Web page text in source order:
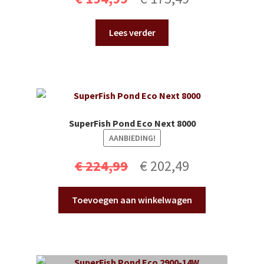
prijs
was:
Lees verder
SuperFish Pond Eco Next 8000
AANBIEDING!
€224,99
Oorspronkelijke
prijs
was:
€202,49Huidige
prijs
is:
Toevoegen aan winkelwagen